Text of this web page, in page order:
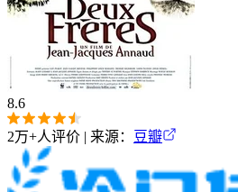
8.6
2万+人评价 | 来源： 豆瓣